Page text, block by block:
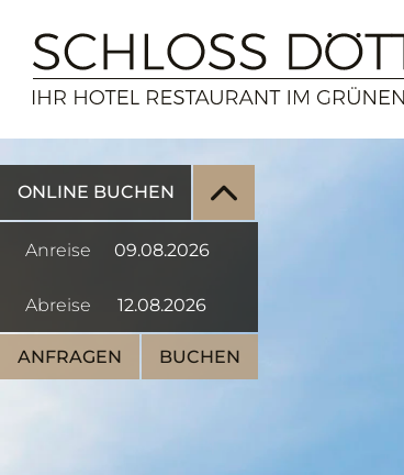
ONLINE BUCHEN
Anreise
Abreise
ANFRAGEN BUCHEN